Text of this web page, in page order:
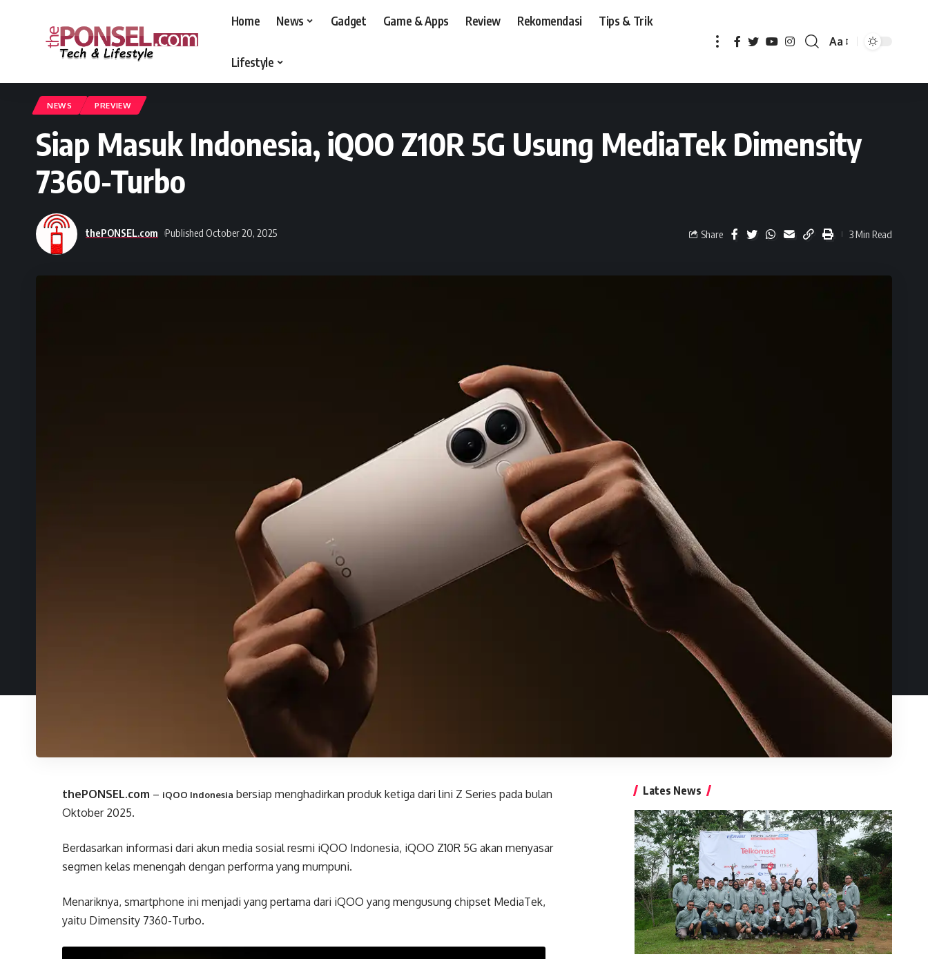
Home News Gadget Game & Apps Review Rekomendasi Tips & Trik
Lifestyle
Aa
NEWS PREVIEW
Siap Masuk Indonesia, iQOO Z10R 5G Usung MediaTek Dimensity
7360-Turbo
thePONSEL.com Published October 20, 2025 Share 3 Min Read
thePONSEL.com – iQOO Indonesia bersiap menghadirkan produk ketiga dari lini Z Series pada bulan
Oktober 2025.
Berdasarkan informasi dari akun media sosial resmi iQOO Indonesia, iQOO Z10R 5G akan menyasar
segmen kelas menengah dengan performa yang mumpuni.
Menariknya, smartphone ini menjadi yang pertama dari iQOO yang mengusung chipset MediaTek,
yaitu Dimensity 7360-Turbo.
Lates News